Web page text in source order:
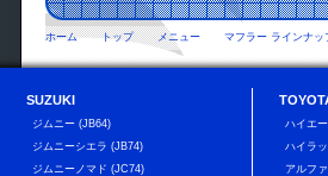
ホーム トップ メニュー マフラー ラインナッ
SUZUKI
ジムニー (JB64)
ジムニーシエラ (JB74)
ジムニーノマド (JC74)
ハイエ
ハイラ
アルフ